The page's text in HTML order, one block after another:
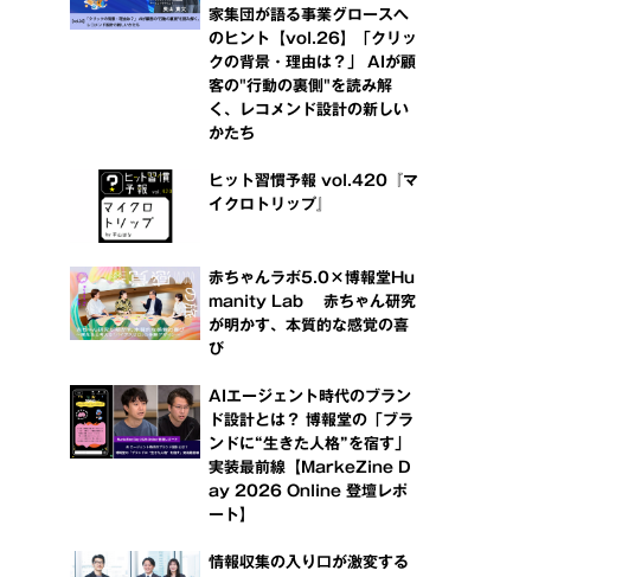
家集団が語る事業グロースへ
のヒント【vol.26】「クリッ
クの背景・理由は？」 AIが顧
客の"行動の裏側"を読み解
く、レコメンド設計の新しい
かたち
ヒット習慣予報 vol.420『マ
イクロトリップ』
赤ちゃんラボ5.0×博報堂Hu
manity Lab 赤ちゃん研究
が明かす、本質的な感覚の喜
び
AIエージェント時代のブラン
ド設計とは？ 博報堂の「ブラ
ンドに“生きた人格”を宿す」
実装最前線【MarkeZine D
ay 2026 Online 登壇レポ
ート】
情報収集の入り口が激変する